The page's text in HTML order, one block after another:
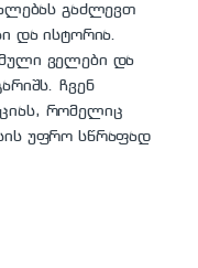
გაძლევთ
და ისტორია.
ველები და
ჩვენ
რომელიც
უფრო სწრაფად